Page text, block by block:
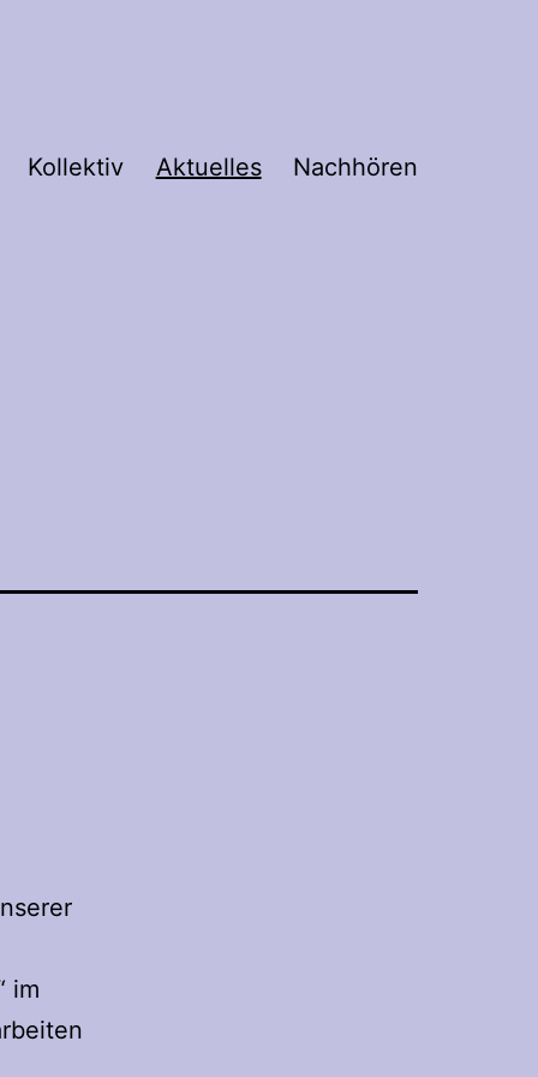
Kollektiv Aktuelles Nachhören
im